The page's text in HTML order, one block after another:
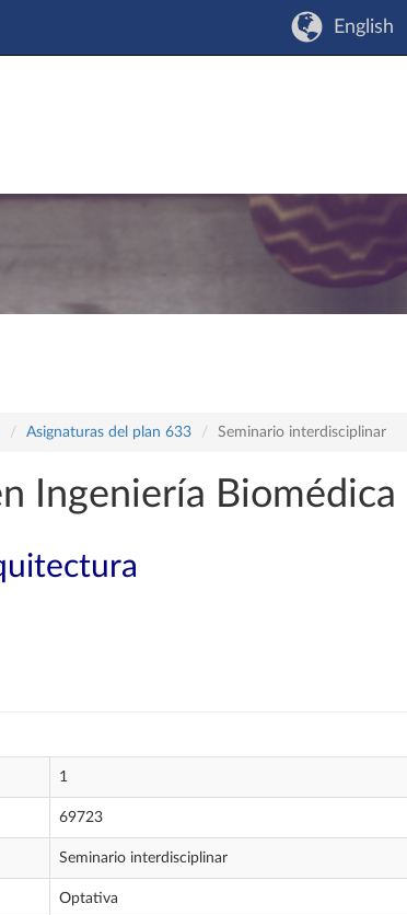
English
Asignaturas del plan 633 Seminario interdisciplinar
Ingeniería Biomédica
1
69723
Seminario interdisciplinar
Optativa